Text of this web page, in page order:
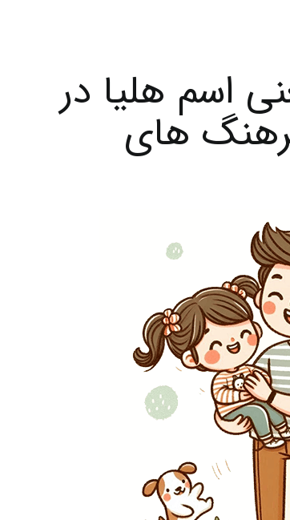
اسم هلیا در
های